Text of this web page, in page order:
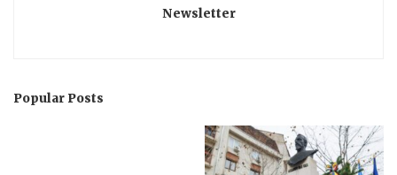
Newsletter
Popular Posts